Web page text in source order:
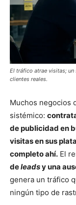
El tráfico atrae visitas;
clientes reales.
Muchos negocios
sistémico:
de publicidad en
visitas en sus
completo ahí. El
deleadsy una
genera un tráfico
ningún tipo de